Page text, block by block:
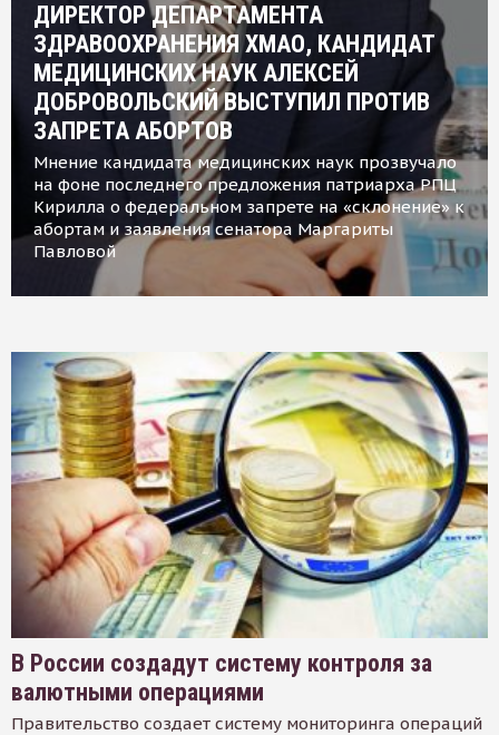
ДИРЕКТОР ДЕПАРТАМЕНТА
ЗДРАВООХРАНЕНИЯ ХМАО, КАНДИДАТ
МЕДИЦИНСКИХ НАУК АЛЕКСЕЙ
ДОБРОВОЛЬСКИЙ ВЫСТУПИЛ ПРОТИВ
ЗАПРЕТА АБОРТОВ
Мнение кандидата медицинских наук прозвучало
на фоне последнего предложения патриарха РПЦ
Кирилла о федеральном запрете на «склонение» к
абортам и заявления сенатора Маргариты
Павловой
В России создадут систему контроля за
валютными операциями
Правительство создает систему мониторинга операций